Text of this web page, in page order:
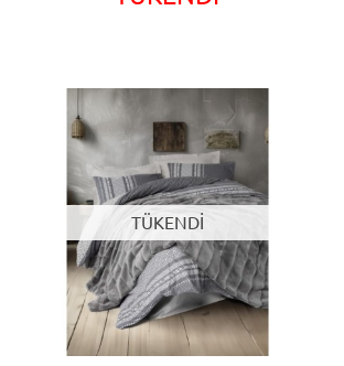
TÜKENDİ